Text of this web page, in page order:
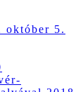
október 5.